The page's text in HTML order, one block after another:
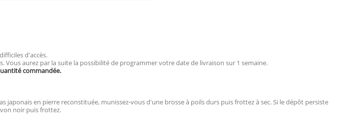
d'accès.
Vous aurez par la suite la possibilité de programmer votre date de livraison sur 1 semaine.
commandée.
japonais en pierre reconstituée, munissez-vous d'une brosse à poils durs puis frottez à sec. Si le dépôt persiste
noir puis frottez.